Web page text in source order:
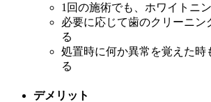
1回の施術でも、ホワイトニ
必要に応じて歯のクリーニン
る
処置時に何か異常を覚えた時
る
デメリット